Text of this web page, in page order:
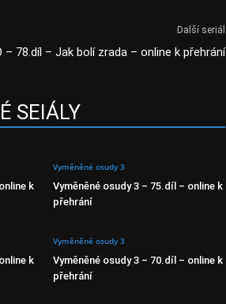
Další seriál
– 78.díl – Jak bolí zrada – online k přehrání
SEIÁLY
k
Vyměněné osudy 3
Vyměněné osudy 3 – 75.díl – online k
přehrání
k
Vyměněné osudy 3
Vyměněné osudy 3 – 70.díl – online k
přehrání